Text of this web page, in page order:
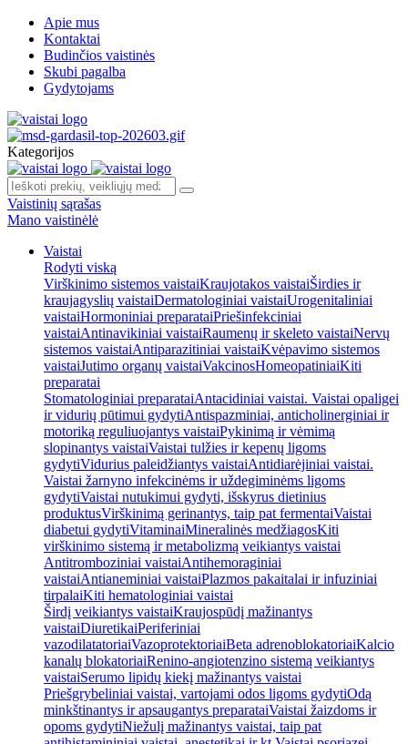
Apie mus
Kontaktai
Budinčios vaistinės
Skubi pagalba
Gydytojams
Kategorijos
Vaistinių sąrašas
Mano vaistinėlė
Vaistai
Rodyti viską
Virškinimo sistemos vaistaiKraujotakos vaistaiŠirdies ir
kraujagyslių vaistaiDermatologiniai vaistaiUrogenitaliniai
vaistaiHormoniniai preparataiPriešinfekciniai
vaistaiAntinavikiniai vaistaiRaumenų ir skeleto vaistaiNervų
sistemos vaistaiAntiparazitiniai vaistaiKvėpavimo sistemos
vaistaiJutimo organų vaistaiVakcinosHomeopatiniaiKiti
preparatai
Stomatologiniai preparataiAntacidiniai vaistai. Vaistai opaligei
ir vidurių pūtimui gydytiAntispazminiai, anticholinerginiai ir
motoriką reguliuojantys vaistaiPykinimą ir vėmimą
slopinantys vaistaiVaistai tulžies ir kepenų ligoms
gydytiVidurius paleidžiantys vaistaiAntidiarėjiniai vaistai.
Vaistai žarnyno infekcinėms ir uždegiminėms ligoms
gydytiVaistai nutukimui gydyti, išskyrus dietinius
produktusVirškinimą gerinantys, taip pat fermentaiVaistai
diabetui gydytiVitaminaiMineralinės medžiagosKiti
virškinimo sistemą ir metabolizmą veikiantys vaistai
Antitromboziniai vaistaiAntihemoraginiai
vaistaiAntianeminiai vaistaiPlazmos pakaitalai ir infuziniai
tirpalaiKiti hematologiniai vaistai
Širdį veikiantys vaistaiKraujospūdį mažinantys
vaistaiDiuretikaiPeriferiniai
vazodilatatoriaiVazoprotektoriaiBeta adrenoblokatoriaiKalcio
kanalų blokatoriaiRenino-angiotenzino sistemą veikiantys
vaistaiSerumo lipidų kiekį mažinantys vaistai
Priešgrybeliniai vaistai, vartojami odos ligoms gydytiOdą
minkštinantys ir apsaugantys preparataiVaistai žaizdoms ir
opoms gydytiNiežulį mažinantys vaistai, taip pat